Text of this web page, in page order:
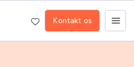
Kontakt os